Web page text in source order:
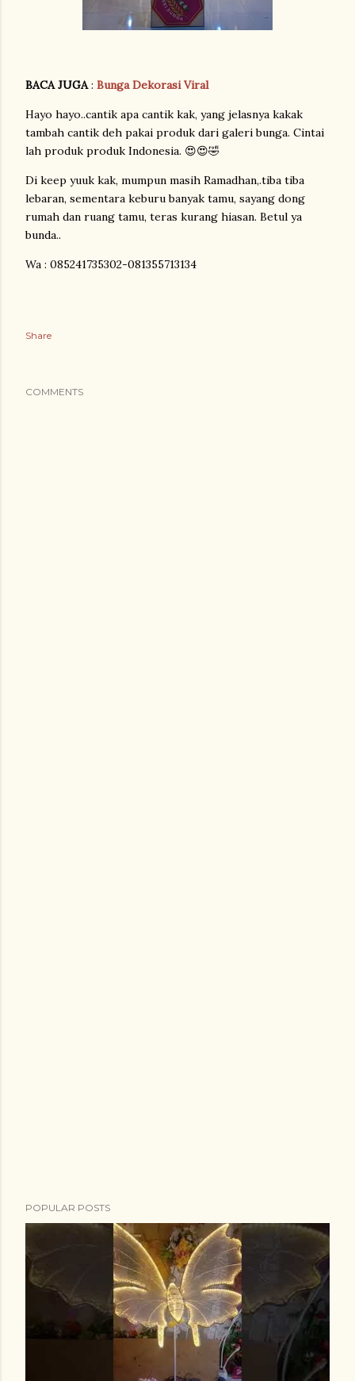
BACA JUGA: Bunga Dekorasi Viral
Hayo hayo..cantik apa cantik kak, yang jelasnya kakak
tambah cantik deh pakai produk dari galeri bunga. Cintai
lah produk produk Indonesia. 😍😍🤣
Di keep yuuk kak, mumpun masih Ramadhan,.tiba tiba
lebaran, sementara keburu banyak tamu, sayang dong
rumah dan ruang tamu, teras kurang hiasan. Betul ya
bunda..
Wa : 085241735302-081355713134
Share
COMMENTS
POPULAR POSTS